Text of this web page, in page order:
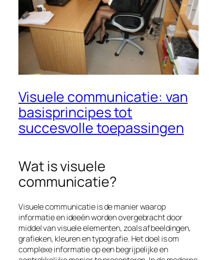
Visuele communicatie: van
basisprincipes tot
succesvolle toepassingen
Wat is visuele
communicatie?
Visuele communicatie is de manier waarop
informatie en ideeën worden overgebracht door
middel van visuele elementen, zoals afbeeldingen,
grafieken, kleuren en typografie. Het doel is om
complexe informatie op een begrijpelijke en